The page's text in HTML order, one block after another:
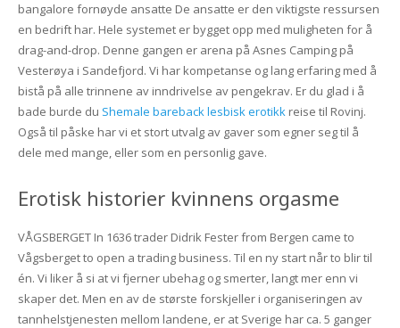
bangalore fornøyde ansatte De ansatte er den viktigste ressursen
en bedrift har. Hele systemet er bygget opp med muligheten for å
drag-and-drop. Denne gangen er arena på Asnes Camping​ på
Vesterøya i Sandefjord. Vi har kompetanse og lang erfaring med å
bistå på alle trinnene av inndrivelse av pengekrav. Er du glad i å
bade burde du Shemale bareback lesbisk erotikkreise til Rovinj.
Også til påske har vi et stort utvalg av gaver som egner seg til å
dele med mange, eller som en personlig gave.
Erotisk historier kvinnens orgasme
VÅGSBERGET In 1636 trader Didrik Fester from Bergen came to
Vågsberget to open a trading business. Til en ny start når to blir til
én. Vi liker å si at vi fjerner ubehag og smerter, langt mer enn vi
skaper det. Men en av de største forskjeller i organiseringen av
tannhelstjenesten mellom landene, er at Sverige har ca. 5 ganger